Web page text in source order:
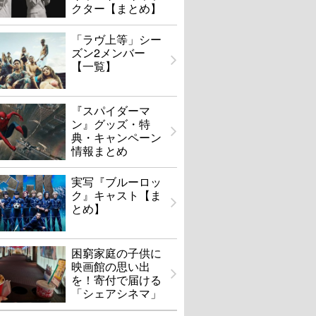
クター【まとめ】
「ラヴ上等」シー
ズン2メンバー
【一覧】
『スパイダーマ
ン』グッズ・特
典・キャンペーン
情報まとめ
実写『ブルーロッ
ク』キャスト【ま
とめ】
困窮家庭の子供に
映画館の思い出
を！寄付で届ける
「シェアシネマ」